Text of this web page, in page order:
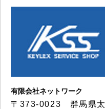
有限会社ネットワーク
〒373-0023 群馬県